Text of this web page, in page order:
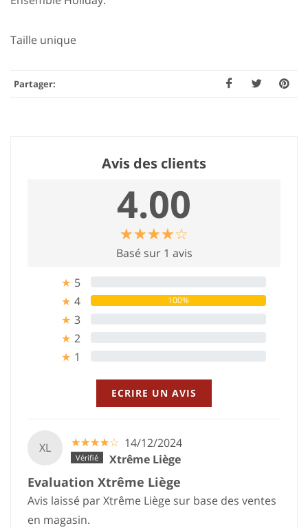
Taille unique
Partager:
Avis des clients
4.00
☆☆☆☆☆
★★★★★
Basé sur 1 avis
★ 5
★ 4 100%
★ 3
★ 2
★ 1
ECRIRE UN AVIS
XL ☆☆☆☆☆
★★★★★ 14/12/2024
Xtrême Liège
Evaluation Xtrême Liège
Avis laissé par Xtrême Liège sur base des ventes
en magasin.